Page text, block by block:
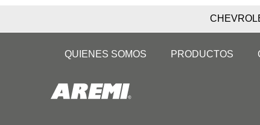
QUIENES SOMOS PRODUCTOS